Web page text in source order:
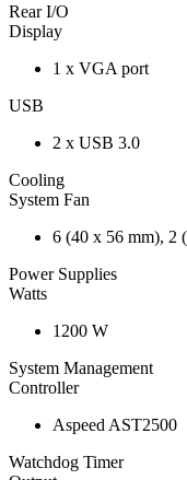
Rear I/O
Display
1 x VGA port
USB
2 x USB 3.0
Cooling
System Fan
6 (40 x 56 mm), 2
Power Supplies
Watts
1200 W
System Management
Controller
Aspeed AST2500
Watchdog Timer